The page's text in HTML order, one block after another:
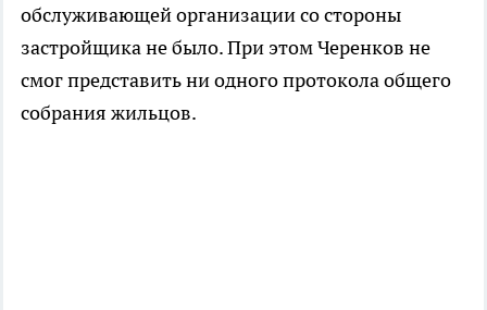
обслуживающей организации со стороны
застройщика не было. При этом Черенков не
смог представить ни одного протокола общего
собрания жильцов.